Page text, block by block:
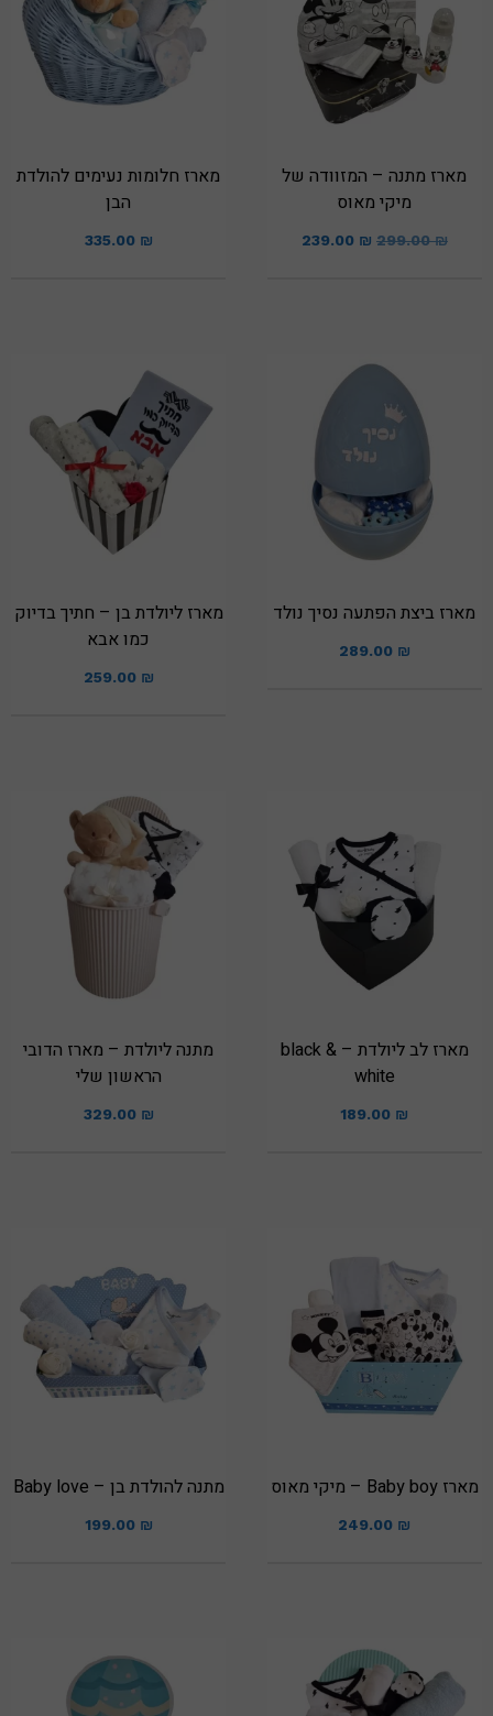
מארז מתנה – המזוודה של
מיקי מאוס
299.00₪
239.00 ₪
מארז חלומות נעימים להולדת
הבן
335.00 ₪
מארז ביצת הפתעה נסיך נולד
289.00 ₪
מארז ליולדת בן – חתיך בדיוק
כמו אבא
259.00 ₪
מארז לב ליולדת – black &
white
189.00 ₪
מתנה ליולדת – מארז הדובי
הראשון שלי
329.00 ₪
מארז Baby boy – מיקי מאוס
249.00 ₪
מתנה להולדת בן – Baby love
199.00 ₪